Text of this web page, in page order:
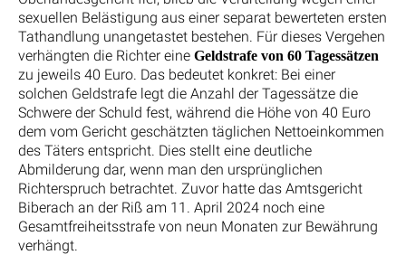
sexuellen Belästigung aus einer separat bewerteten ersten
Tathandlung unangetastet bestehen. Für dieses Vergehen
verhängten die Richter eine Geldstrafe von 60 Tagessätzen
zu jeweils 40 Euro. Das bedeutet konkret: Bei einer
solchen Geldstrafe legt die Anzahl der Tagessätze die
Schwere der Schuld fest, während die Höhe von 40 Euro
dem vom Gericht geschätzten täglichen Nettoeinkommen
des Täters entspricht. Dies stellt eine deutliche
Abmilderung dar, wenn man den ursprünglichen
Richterspruch betrachtet. Zuvor hatte das Amtsgericht
Biberach an der Riß am 11. April 2024 noch eine
Gesamtfreiheitsstrafe von neun Monaten zur Bewährung
verhängt.